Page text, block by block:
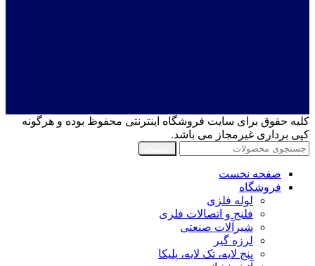
کلیه حقوق برای سایت فروشگاه اینترنتی محفوظ بوده و هرگونه
کپی برداری غیرمجاز می باشد.
صفحه نخست
فروشگاه
لوله فلزی
فلنج و اتصالات فلزی
شیرآلات صنعتی
لرزه گیر
پنج لایه، تک لایه، پلیکا